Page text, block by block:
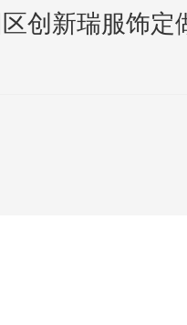
创新瑞服饰定